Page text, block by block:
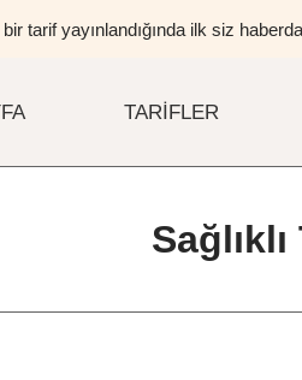
tarif yayınlandığında ilk siz
TARIFLER
Sağlıklı